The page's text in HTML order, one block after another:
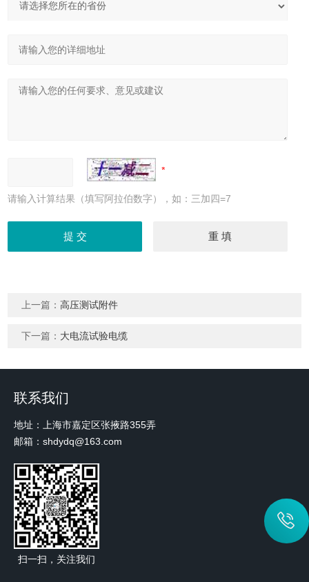
请输入计算结果（填写阿拉伯数字），如：三加四=7
上一篇：高压测试附件
下一篇： 大电流试验电缆
联系我们
地址：上海市嘉定区张掖路355弄
邮箱：shdydq@163.com
扫一扫，关注我们